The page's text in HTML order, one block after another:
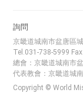
맵
전
체
보
기
詢問
京畿道城南市盆唐區
Tel.031-738-5999
總會：京畿道城南市
代表教會：京畿道城
Copyright © World